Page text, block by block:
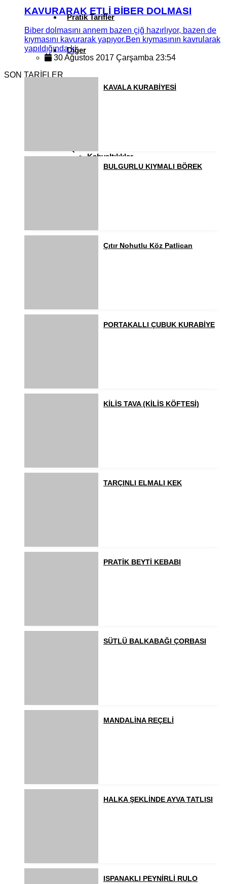
Pratik Tarifler
Diğer
Ramazan Yemekleri
Kahvaltılıklar
KAVURARAK ETLİ BİBER DOLMASI
Biber dolmasını annem bazen çiğ hazırlıyor, bazen de
kıymasını kavurarak yapıyor.Ben kıymasının kavrularak
yapıldığında ki
30 Ağustos 2017 Çarşamba 23:54
SON TARİFLER
KAVALA KURABİYESİ
BULGURLU KIYMALI BÖREK
Çıtır Nohutlu Köz Patlican
PORTAKALLI ÇUBUK KURABİYE
KİLİS TAVA (KİLİS KÖFTESİ)
TARÇINLI ELMALI KEK
PRATİK BEYTİ KEBABI
SÜTLÜ BALKABAĞI ÇORBASI
MANDALİNA REÇELİ
HALKA ŞEKLİNDE AYVA TATLISI
ISPANAKLI PEYNİRLİ RULO